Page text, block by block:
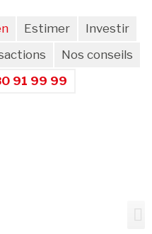
Estimer
Investir
Nos conseils
91 99 99